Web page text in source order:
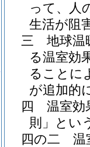
って、人
生活が阻
三
地球
る温室効
ることに
が追加的
四
温室
則」とい
四の二
温